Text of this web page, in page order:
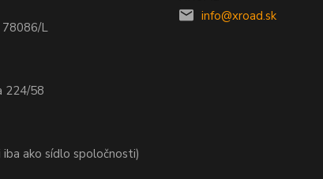
78086/L
224/58
iba ako sídlo spoločnosti)
info@xroad.sk